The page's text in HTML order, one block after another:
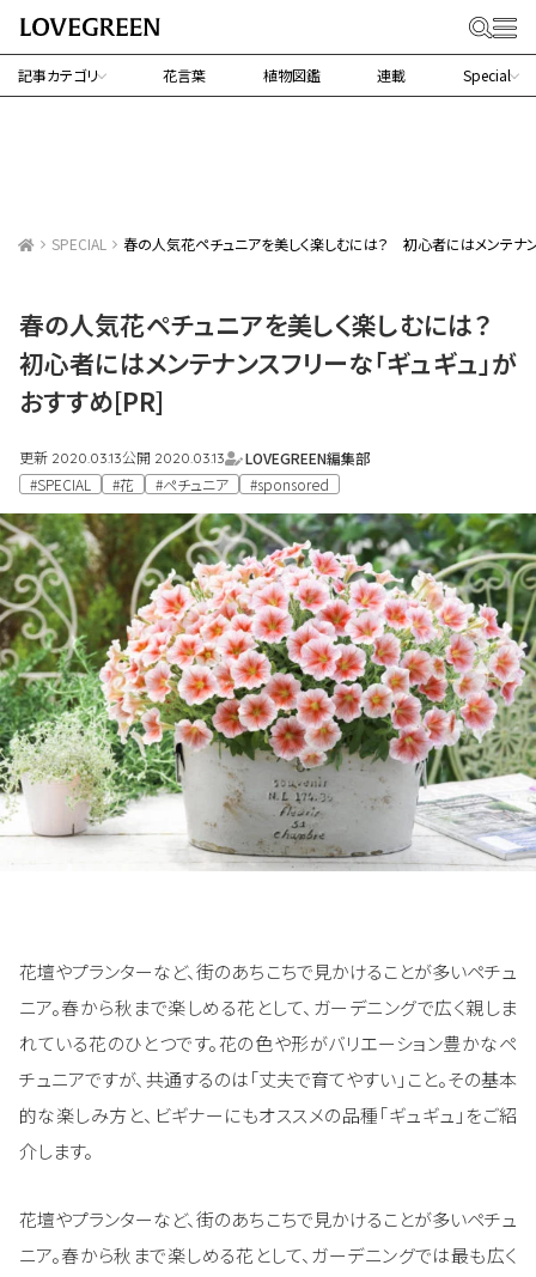
記事カテゴリ 花言葉 植物図鑑 連載 Special
SPECIAL 春の人気花ペチュニアを美しく楽しむには？ 初心者にはメンテナ
春の人気花ペチュニアを美しく楽しむには？
初心者にはメンテナンスフリーな「ギュギュ」が
おすすめ[PR]
更新 2020.03.13公開 2020.03.13
LOVEGREEN編集部
#SPECIAL
#花 #ペチュニア #sponsored
花壇やプランターなど、街のあちこちで見かけることが多いペチュ
ニア。春から秋まで楽しめる花として、ガーデニングで広く親しま
れている花のひとつです。花の色や形がバリエーション豊かなペ
チュニアですが、共通するのは「丈夫で育てやすい」こと。その基本
的な楽しみ方と、ビギナーにもオススメの品種「ギュギュ」をご紹
介します。
花壇やプランターなど、街のあちこちで見かけることが多いペチュ
ニア。春から秋まで楽しめる花として、ガーデニングでは最も広く